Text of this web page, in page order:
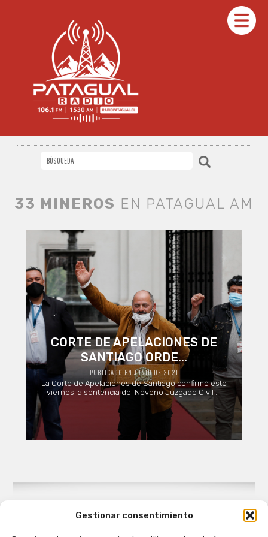
Gestionar consentimiento
33 MINEROS EN PATAGUAL AM
CORTE DE APELACIONES DE
SANTIAGO ORDE...
PUBLICADO EN JUNIO DE 2021
La Corte de Apelaciones de Santiago confirmó este
viernes la sentencia del Noveno Juzgado Civil ...